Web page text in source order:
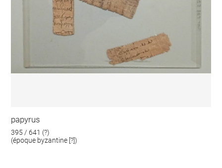
papyrus
395 / 641 (?)
(époque byzantine [?])